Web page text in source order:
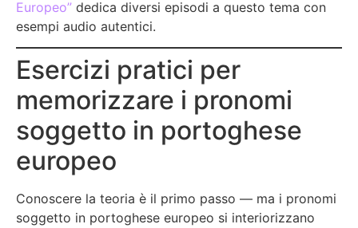
Europeo” dedica diversi episodi a questo tema con
esempi audio autentici.
Esercizi pratici per
memorizzare i pronomi
soggetto in portoghese
europeo
Conoscere la teoria è il primo passo — ma i pronomi
soggetto in portoghese europeo si interiorizzano